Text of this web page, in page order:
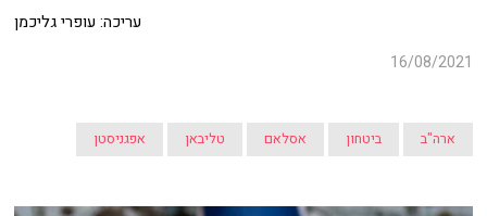
עריכה: עופרי גליכמן
16/08/2021
ארה"ב ביטחון אסלאם טליבאן אפגניסטן